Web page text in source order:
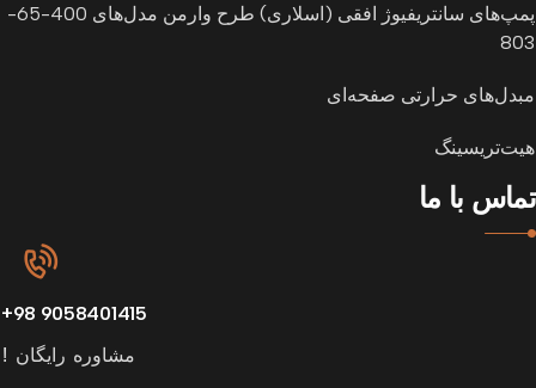
پمپ‌های سانتریفیوژ افقی (اسلاری) طرح وارمن مدل‌های 400-65-
803
مبدل‌های حرارتی صفحه‌ای
هیت‌تریسینگ
تماس با ما
9058401415 98+
مشاوره رایگان !